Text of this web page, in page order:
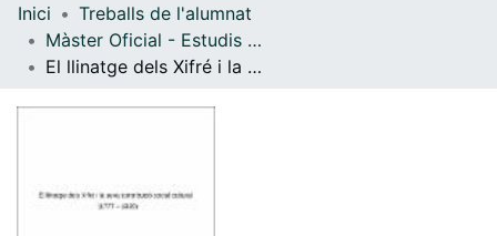
Navega per tot el DD
Inici
Treballs de l'alumnat
Màster Oficial - Estudis Avançats en Història de l'Art
El llinatge dels Xifré i la seva contribució social i cultural (1777 – 1920)